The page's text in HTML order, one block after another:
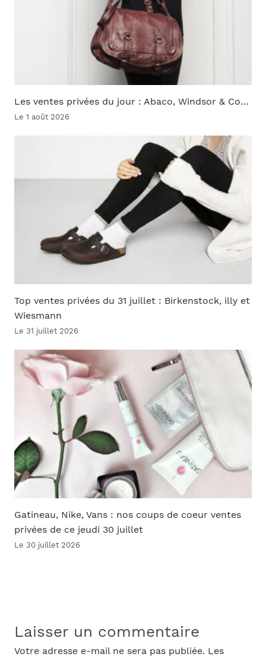
Les ventes privées du jour : Abaco, Windsor & Co…
Le 1 août 2026
Top ventes privées du 31 juillet : Birkenstock, illy et
Wiesmann
Le 31 juillet 2026
Gatineau, Nike, Vans : nos coups de coeur ventes
privées de ce jeudi 30 juillet
Le 30 juillet 2026
Laisser un commentaire
Votre adresse e-mail ne sera pas publiée. Les